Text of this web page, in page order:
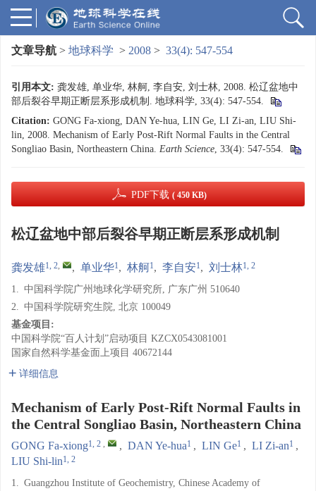
文章导航 > 地球科学 > 2008 > 33(4): 547-554
引用本文: 龚发雄, 单业华, 林舸, 李自安, 刘士林, 2008. 松辽盆地中
部后裂谷早期正断层系形成机制. 地球科学, 33(4): 547-554.
Citation: GONG Fa-xiong, DAN Ye-hua, LIN Ge, LI Zi-an, LIU Shi-
lin, 2008. Mechanism of Early Post-Rift Normal Faults in the Central
Songliao Basin, Northeastern China. Earth Science, 33(4): 547-554.
PDF下载 ( 450 KB)
松辽盆地中部后裂谷早期正断层系形成机制
龚发雄1, 2, , 单业华1, 林舸1, 李自安1, 刘士林1, 2
1. 中国科学院广州地球化学研究所, 广东广州 510640
2. 中国科学院研究生院, 北京 100049
基金项目:
中国科学院“百人计划”启动项目 KZCX0543081001
国家自然科学基金面上项目 40672144
详细信息
Mechanism of Early Post-Rift Normal Faults in
the Central Songliao Basin, Northeastern China
GONG Fa-xiong1, 2 , , DAN Ye-hua1 , LIN Ge1 , LI Zi-an1 ,
LIU Shi-lin1, 2
1. Guangzhou Institute of Geochemistry, Chinese Academy of